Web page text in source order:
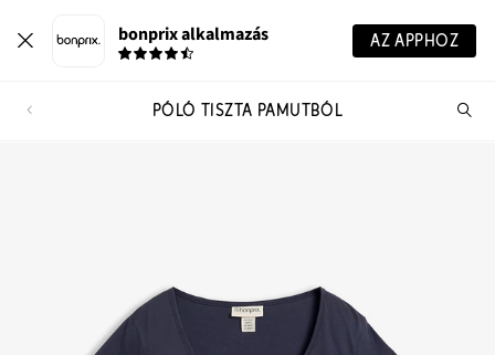
bonprix alkalmazás AZ APPHOZ
PÓLÓ TISZTA PAMUTBÓL